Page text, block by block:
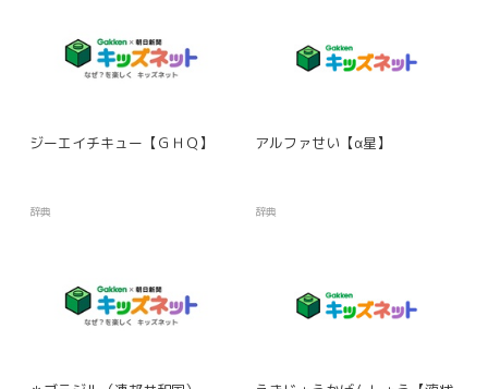
ジーエイチキュー【ＧＨＱ】
辞典
アルファせい【α星】
辞典